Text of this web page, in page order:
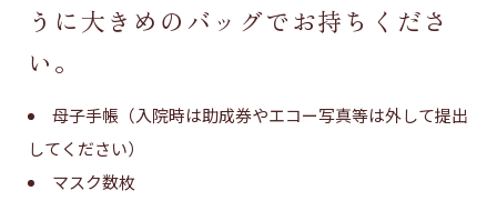
うに大きめのバッグでお持ちくださ
い。
母子手帳（入院時は助成券やエコー写真等は外して提出
してください）
マスク数枚